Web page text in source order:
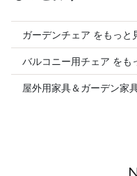
ガーデンチェア をもっと
バルコニー用チェア をも
屋外用家具＆ガーデン家